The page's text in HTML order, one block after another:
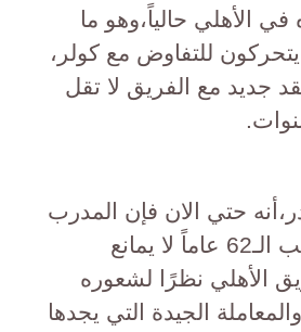
الأهلي حالياً،وهو ما
للتفاوض مع كولر،
جديد مع الفريق لا تقل
حتي الان فإن المدرب
السويسري صاحب الـ62 عاماً لا يمانع
الأهلي نظرًا لشعوره
الجيدة التي يجدها